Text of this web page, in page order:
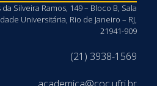
da Silveira Ramos, 149 – Bloco B, Sala
Universitária, Rio de Janeiro – RJ,
21941-909
(21) 3938-1569